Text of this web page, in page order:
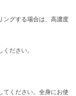
グする場合は、高濃度
ださい。
ください。全身にお使